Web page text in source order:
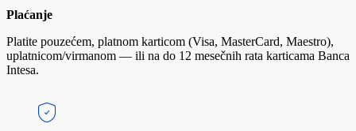
Plaćanje
Platite pouzećem, platnom karticom (Visa, MasterCard, Maestro),
uplatnicom/virmanom — ili na do 12 mesečnih rata karticama Banca
Intesa.